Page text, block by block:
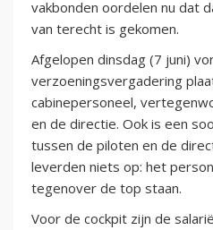
vakbonden oordelen nu dat
van terecht is gekomen.
Afgelopen dinsdag (7 juni)
verzoeningsvergadering
cabinepersoneel,
en de directie. Ook is een
tussen de piloten en de
leverden niets op: het
tegenover de top staan.
Voor de cockpit zijn de